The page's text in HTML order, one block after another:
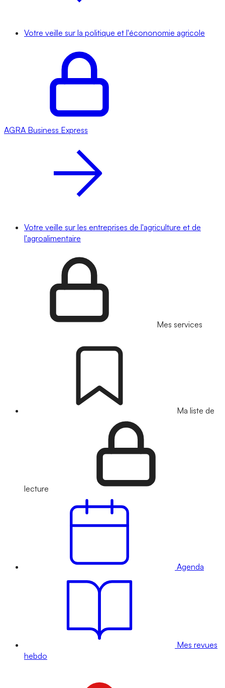
Votre veille sur la politique et l'écononomie agricole
AGRA Business Express
Votre veille sur les entreprises de l'agriculture et de
l'agroalimentaire
Mes services
Ma liste de
lecture
Agenda
Mes revues
hebdo